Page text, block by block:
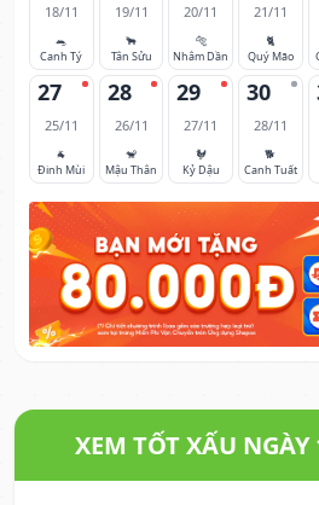
18/11
🐀
Canh Tý
19/11
🐂
Tân Sửu
20/11
🐅
Nhâm Dần
21/11
🐈
Quý Mão
27
25/11
🐐
Đinh Mùi
28
26/11
🐒
Mậu Thân
29
27/11
🐓
Kỷ Dậu
30
28/11
🐕
Canh Tuất
XEM TỐT XẤU